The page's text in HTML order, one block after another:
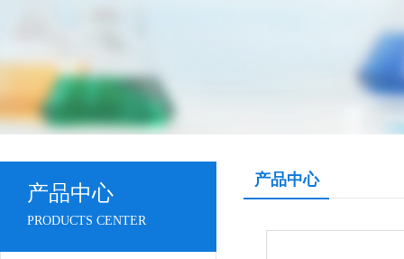
产品中心
PRODUCTS CENTER
产品中心